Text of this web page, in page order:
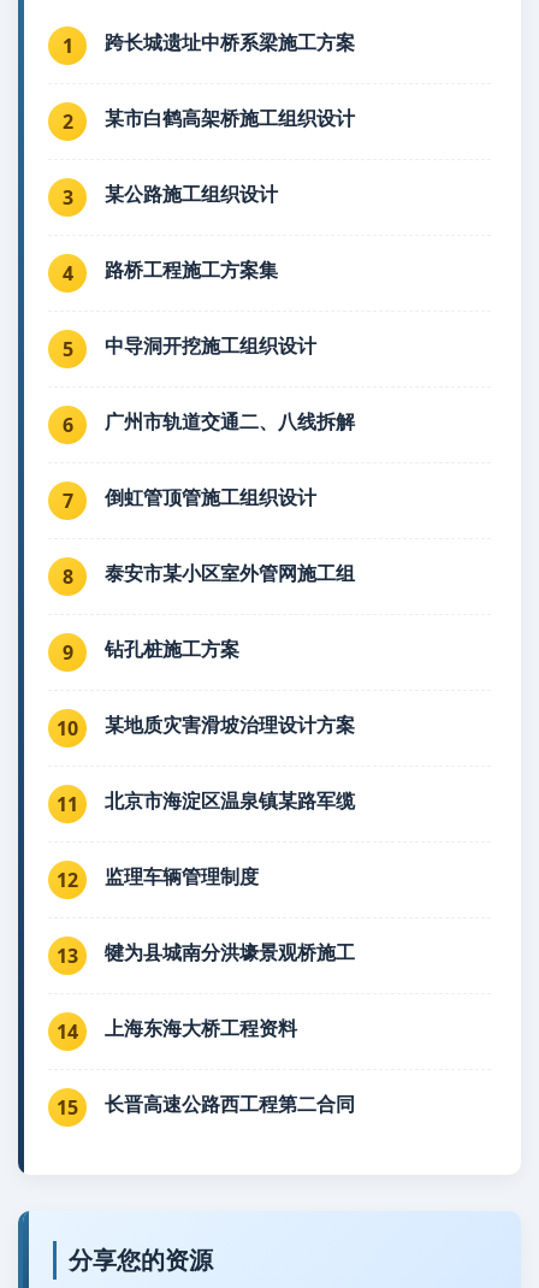
1 跨长城遗址中桥系梁施工方案
2 某市白鹤高架桥施工组织设计
3 某公路施工组织设计
4 路桥工程施工方案集
5 中导洞开挖施工组织设计
6 广州市轨道交通二、八线拆解
7 倒虹管顶管施工组织设计
8 泰安市某小区室外管网施工组
9 钻孔桩施工方案
10 某地质灾害滑坡治理设计方案
11 北京市海淀区温泉镇某路军缆
12 监理车辆管理制度
13 犍为县城南分洪壕景观桥施工
14 上海东海大桥工程资料
15 长晋高速公路西工程第二合同
分享您的资源